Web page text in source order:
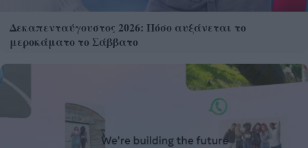
Δεκαπενταύγουστος 2026: Πόσο αυξάνεται το
μεροκάματο το Σάββατο